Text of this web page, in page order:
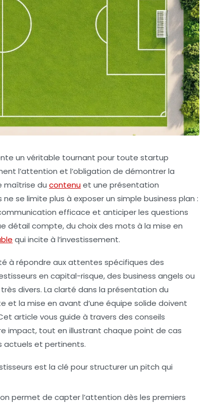
un véritable tournant pour toute startup
l’attention et l’obligation de démontrer la
maîtrise du contenuet une présentation
se limite plus à exposer un simple business plan :
efficace et anticiper les questions
détail compte, du choix des mots à la mise en
qui incite à l’investissement.
à répondre aux attentes spécifiques des
en capital-risque, des business angels ou
divers. La clarté dans la présentation du
et la mise en avant d’une équipe solide doivent
article vous guide à travers des conseils
impact, tout en illustrant chaque point de cas
actuels et pertinents.
est la clé pour structurer un pitch qui
permet de capter l’attention dès les premiers